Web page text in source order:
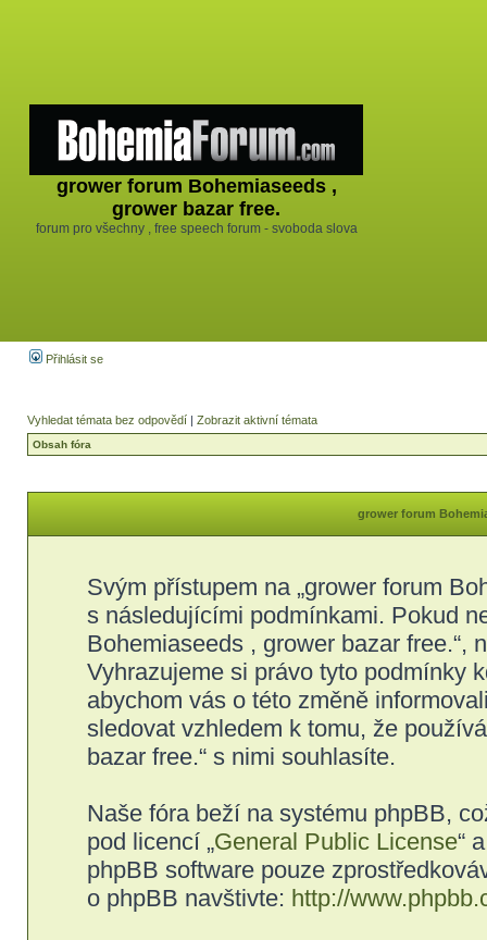
grower forum Bohemiaseeds ,
grower bazar free.
forum pro všechny , free speech forum - svoboda slova
Přihlásit se
Vyhledat témata bez odpovědí | Zobrazit aktivní témata
Obsah fóra
grower forum
Svým přístupem na „grower forum
s následujícími podmínkami. Pokud
Bohemiaseeds , grower bazar free.“,
Vyhrazujeme si právo tyto podmínky
abychom vás o této změně
sledovat vzhledem k tomu, že
bazar free.“ s nimi souhlasíte.
Naše fóra beží na systému phpBB,
pod licencí „General Public License“
phpBB software pouze
o phpBB navštivte: http://